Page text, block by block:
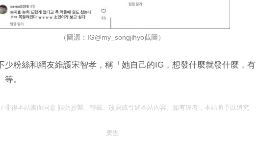
（圖源：IG@my_songjihyo截圖）
少粉絲和網友維護宋智孝，稱「她自己的IG，想發什麼就發什麼，有
。
非得本站書面同意 請勿抄襲、轉載、改寫或引述本站內容。如有違者，本站將予以追究
廣告